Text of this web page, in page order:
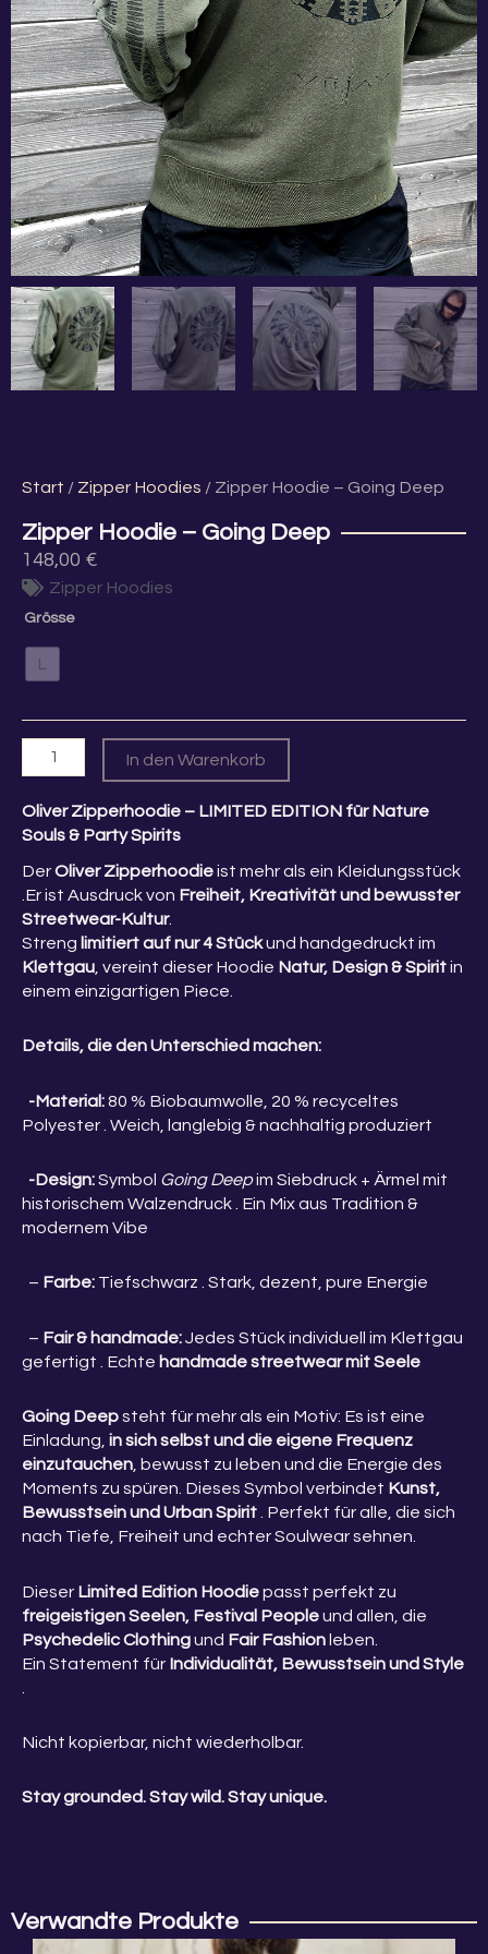
Start / Zipper Hoodies / Zipper Hoodie – Going Deep
Zipper Hoodie – Going Deep
148,00 €
Zipper Hoodies
Grösse
L
Zipper
-
Going
Menge
In den Warenkorb
Oliver Zipperhoodie – LIMITED EDITION für Nature
Souls & Party Spirits
DerOliver Zipperhoodieist mehr als ein Kleidungsstück
.Er ist Ausdruck von Freiheit, Kreativität und bewusster
Streetwear-Kultur.
Streng limitiert auf nur 4 Stückund handgedruckt im
Klettgau , vereint dieser Hoodie Natur, Design & Spiritin
einem einzigartigen Piece.
Details, die den Unterschied machen:
-Material:80 % Biobaumwolle, 20 % recyceltes
Polyester . Weich, langlebig & nachhaltig produziert
-Design:Symbol Going Deepim Siebdruck + Ärmel mit
historischem Walzendruck . Ein Mix aus Tradition &
modernem Vibe
– Farbe: Tiefschwarz . Stark, dezent, pure Energie
– Fair & handmade:Jedes Stück individuell im Klettgau
gefertigt . Echte handmade streetwear mit Seele
Going Deepsteht für mehr als ein Motiv: Es ist eine
Einladung, in sich selbst und die eigene Frequenz
einzutauchen , bewusst zu leben und die Energie des
Moments zu spüren. Dieses Symbol verbindet Kunst,
Bewusstsein und Urban Spirit . Perfekt für alle, die sich
nach Tiefe, Freiheit und echter Soulwear sehnen.
Dieser Limited Edition Hoodiepasst perfekt zu
freigeistigen Seelen, Festival Peopleund allen, die
Psychedelic Clothingund Fair Fashionleben.
Ein Statement für Individualität, Bewusstsein und Style
Nicht kopierbar, nicht wiederholbar.
Stay grounded. Stay wild. Stay unique.
Verwandte Produkte